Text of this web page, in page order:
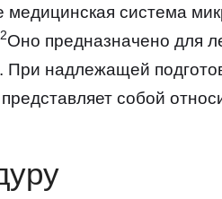
система
Оно предназначено для
надлежащей
собой